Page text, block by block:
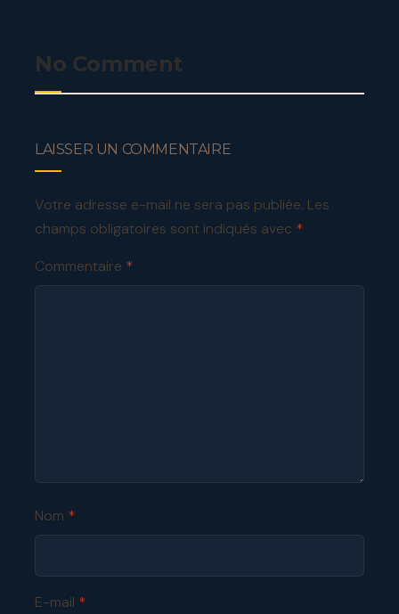
No Comment
LAISSER UN COMMENTAIRE
Votre adresse e-mail ne sera pas publiée. Les
champs obligatoires sont indiqués avec *
Commentaire *
Nom *
E-mail *